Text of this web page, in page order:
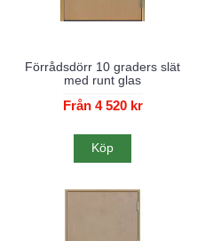
Förrådsdörr 10 graders slät
med runt glas
Från 4 520 kr
Köp